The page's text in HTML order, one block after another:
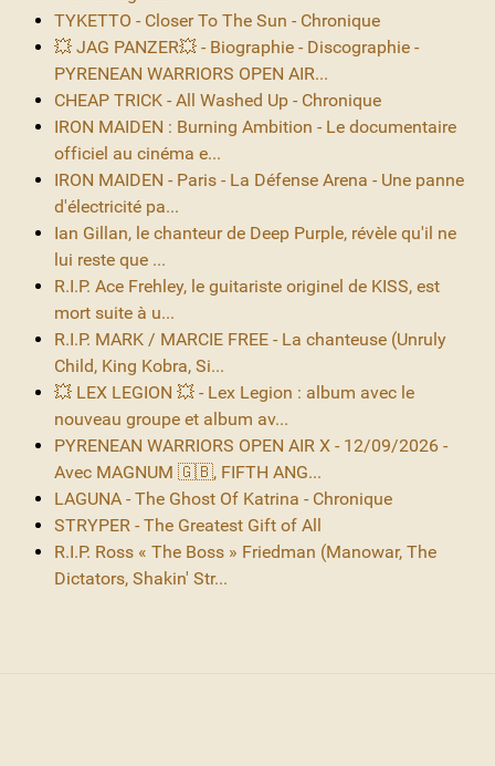
TYKETTO - Closer To The Sun - Chronique
💥 JAG PANZER💥 - Biographie - Discographie -
PYRENEAN WARRIORS OPEN AIR...
CHEAP TRICK - All Washed Up - Chronique
IRON MAIDEN : Burning Ambition - Le documentaire
officiel au cinéma e...
IRON MAIDEN - Paris - La Défense Arena - Une panne
d'électricité pa...
Ian Gillan, le chanteur de Deep Purple, révèle qu'il ne
lui reste que ...
R.I.P. Ace Frehley, le guitariste originel de KISS, est
mort suite à u...
R.I.P. MARK / MARCIE FREE - La chanteuse (Unruly
Child, King Kobra, Si...
💥 LEX LEGION 💥 - Lex Legion : album avec le
nouveau groupe et album av...
PYRENEAN WARRIORS OPEN AIR X - 12/09/2026 -
Avec MAGNUM 🇬🇧, FIFTH ANG...
LAGUNA - The Ghost Of Katrina - Chronique
STRYPER - The Greatest Gift of All
R.I.P. Ross « The Boss » Friedman (Manowar, The
Dictators, Shakin' Str...